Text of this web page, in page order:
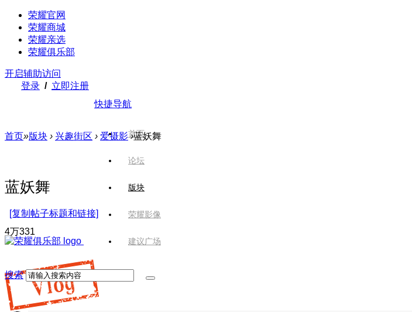
荣耀官网
荣耀商城
荣耀亲选
荣耀俱乐部
开启辅助访问
登录 / 立即注册
快捷导航
首页
论坛
版块
荣耀影像
建议广场
搜索
首页»版块 › 兴趣街区 › 爱摄影 ›蓝妖舞
蓝妖舞
[复制帖子标题和链接]
4万331